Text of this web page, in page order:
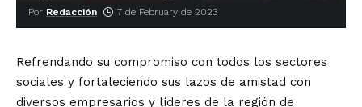
Por Redacción 7 de February de 2023
Refrendando su compromiso con todos los sectores
sociales y fortaleciendo sus lazos de amistad con
diversos empresarios y líderes de la región de